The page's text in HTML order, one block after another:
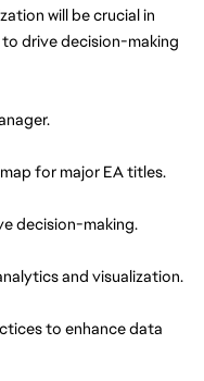
will be crucial in
drive decision-making
for major EA titles.
decision-making.
and visualization.
to enhance data